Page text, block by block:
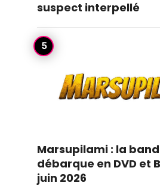
suspect interpellé
Marsupilami : la
débarque en DVD et
juin 2026